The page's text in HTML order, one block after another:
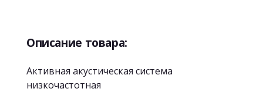
Описание товара:
Активная акустическая система
низкочастотная